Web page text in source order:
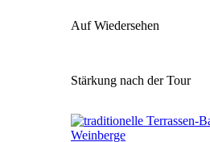
Auf Wiedersehen
Stärkung nach der Tour